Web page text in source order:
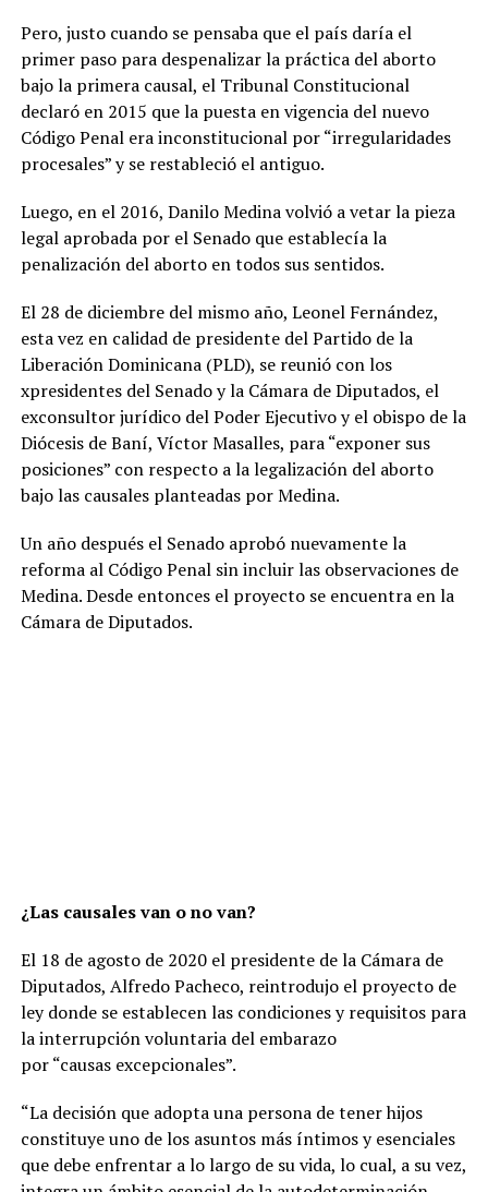
Pero, justo cuando se pensaba que el país daría el
primer paso para despenalizar la práctica del aborto
bajo la primera causal, el Tribunal Constitucional
declaró en 2015 que la puesta en vigencia del nuevo
Código Penal era inconstitucional por “irregularidades
procesales” y se restableció el antiguo.
Luego, en el 2016, Danilo Medina volvió a vetar la pieza
legal aprobada por el Senado que establecía la
penalización del aborto en todos sus sentidos.
El 28 de diciembre del mismo año, Leonel Fernández,
esta vez en calidad de presidente del Partido de la
Liberación Dominicana (PLD), se reunió con los
xpresidentes del Senado y la Cámara de Diputados, el
exconsultor jurídico del Poder Ejecutivo y el obispo de la
Diócesis de Baní, Víctor Masalles, para “exponer sus
posiciones” con respecto a la legalización del aborto
bajo las causales planteadas por Medina.
Un año después el Senado aprobó nuevamente la
reforma al Código Penal sin incluir las observaciones de
Medina. Desde entonces el proyecto se encuentra en la
Cámara de Diputados.
¿Las causales van o no van?
El 18 de agosto de 2020 el presidente de la Cámara de
Diputados, Alfredo Pacheco, reintrodujo el proyecto de
ley donde se establecen las condiciones y requisitos para
la interrupción voluntaria del embarazo
por “causas excepcionales”.
“La decisión que adopta una persona de tener hijos
constituye uno de los asuntos más íntimos y esenciales
que debe enfrentar a lo largo de su vida, lo cual, a su vez,